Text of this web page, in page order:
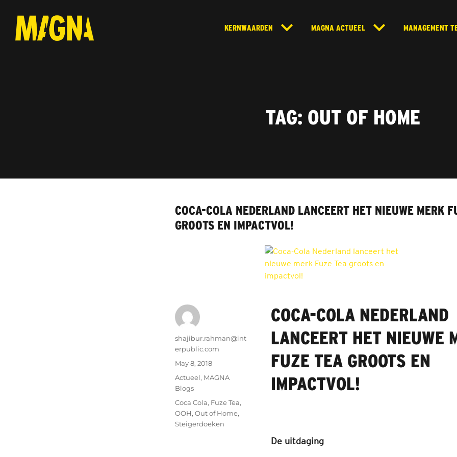
KERNWAARDEN MAGNA ACTUEEL MANAGEMENT
TAG: OUT OF HOME
COCA-COLA NEDERLAND LANCEERT HET NIEUWE MERK
GROOTS EN IMPACTVOL!
COCA-COLA NEDERLAND
LANCEERT HET NIEUWE
FUZE TEA GROOTS EN
IMPACTVOL!
De uitdaging
Author
shajibur.rahman@int
erpublic.com
Posted
May 8, 2018
Categories
Actueel, MAGNA
Blogs
Tags
Coca Cola, Fuze Tea,
OOH, Out of Home,
Steigerdoeken